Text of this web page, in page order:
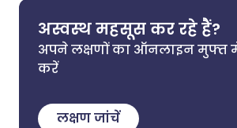
अस्वस्थ महसूस कर रहे हैं?
अपने लक्षणों का ऑनलाइन मुफ्त
करें
लक्षण जांचें